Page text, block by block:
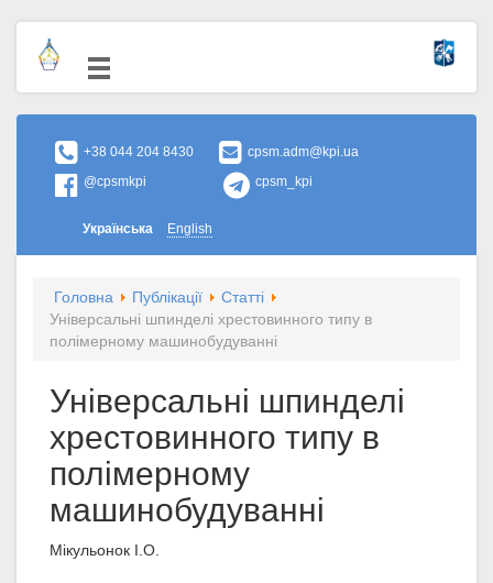
+38 044 204 8430
cpsm.adm@kpi.ua
@cpsmkpi
cpsm_kpi
Українська English
Головна Публікації
Статті
Універсальні шпинделі хрестовинного типу в
полімерному машинобудуванні
Універсальні шпинделі
хрестовинного типу в
полімерному
машинобудуванні
Мікульонок І.О.